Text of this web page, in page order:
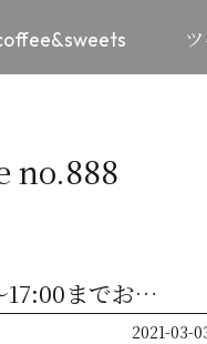
no.888
17:00までお…
2021-03-